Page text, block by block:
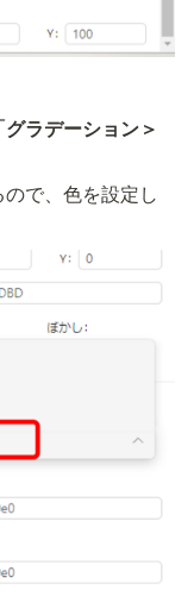
ラデーション＞
で、色を設定し